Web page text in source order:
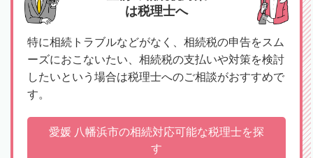
は税理士へ
特に相続トラブルなどがなく、相続税の申告をスム
ーズにおこないたい、相続税の支払いや対策を検討
したいという場合は税理士へのご相談がおすすめで
す。
愛媛 八幡浜市の相続対応可能な税理士を探
す